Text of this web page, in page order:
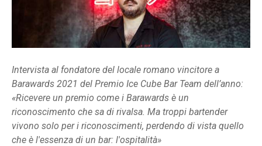
Intervista al fondatore del locale romano vincitore a
Barawards 2021 del Premio Ice Cube Bar Team dell’anno:
«Ricevere un premio come i Barawards è un
riconoscimento che sa di rivalsa. Ma troppi bartender
vivono solo per i riconoscimenti, perdendo di vista quello
che è l'essenza di un bar: l'ospitalità»